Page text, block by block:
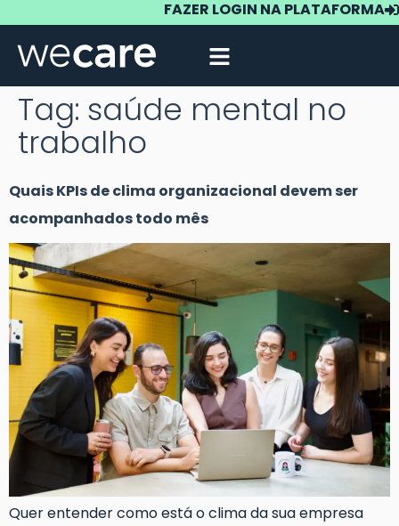
FAZER LOGIN NA PLATAFORMA
Tag: saúde mental no
trabalho
Quais KPIs de clima organizacional devem ser
acompanhados todo mês
Quer entender como está o clima da sua empresa